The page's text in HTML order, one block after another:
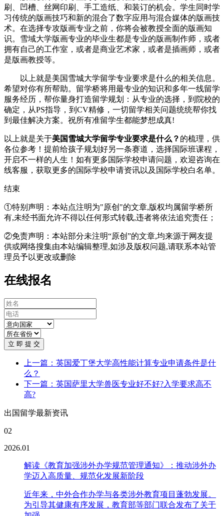
刷、凹槽、丝网印刷、手工造纸、和装订的机会。学生同时学
习传统的版画技巧和新的混合了数字应用与混合媒体的版画技
术。在选择专攻版画专业之前，你将会被教授全面的版画知
识。雪域大学版画专业的毕业生都是专业的版画制作师，或者
拥有自己的工作室，或者是商业艺术家，或者是插画师，或者
是版画教授等。
以上就是美国雪城大学留学专业要求是什么的相关信息。
希望对你有所帮助。留学桥将用最专业的知识和多年一线留学
服务经历，帮你量身打造留学规划：从专业的选择，到院校的
确定，从PS指导，到CV精修，一切留学相关问题统统帮你找
到最佳解决方案。祝所有准留学生都能梦想成真!
以上就是关于美国雪城大学留学专业要求是什么？ 的梳理，供
各位参考！提前给孩子规划好另一条赛道，选择国际班课程，
开启不一样的人生！如有更多国际学校申请问题，欢迎咨询在
线客服 ，获取更多的国际学校申请资讯以及国际学校白名单。
结束
①特别声明：本站点注明为"原创"的文章,版权均属留学桥所
有,未经书面允许不得以任何形式转载,违者将依法追究责任；
②免责声明：本站部分未注明“原创”的文章,均来源于网友提
供或网络搜集由本站编辑整理,如涉及版权问题,请联系本站管
理员予以更改或删除
在线报名
立 即 提 交
上一篇：英国爱丁堡大学高性能计算专业申请条件是什
么？
下一篇：英国萨里大学兽医专业好不好?入学要求高不
高?
出国留学最新资讯
02
2026.01
解读《教育加强涉外办学规范管理通知》：推动涉外办
学迈入高质量、规范化发展新阶段
近年来，中外合作办学与各类涉外教育项目蓬勃发展。
为引导其健康有序发展，教育部等部门联合发布了关于